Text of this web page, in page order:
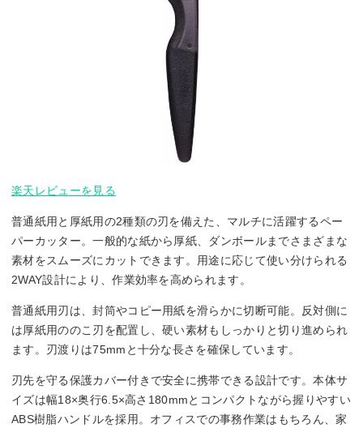
楽天レビューを見る
普通紙用と厚紙用の2種類の刃を備えた、マルチに活躍するペー
パーカッター。一般的な紙から厚紙、ダンボールまでさまざまな
素材をスムーズにカットできます。用途に応じて使い分けられる
2WAY設計により、作業効率を高められます。
普通紙用刃は、封筒やコピー用紙を滑らかに切断可能。反対側に
は厚紙用ののこ刃を配置し、硬い素材もしっかりと切り進められ
ます。刃渡りは75mmと十分な長さを確保しています。
刃先を守る保護カバー付きで安全に携帯できる設計です。本体サ
イズは幅18×奥行6.5×高さ180mmとコンパクトながら握りやすい
ABS樹脂ハンドルを採用。オフィスでの事務作業はもちろん、家